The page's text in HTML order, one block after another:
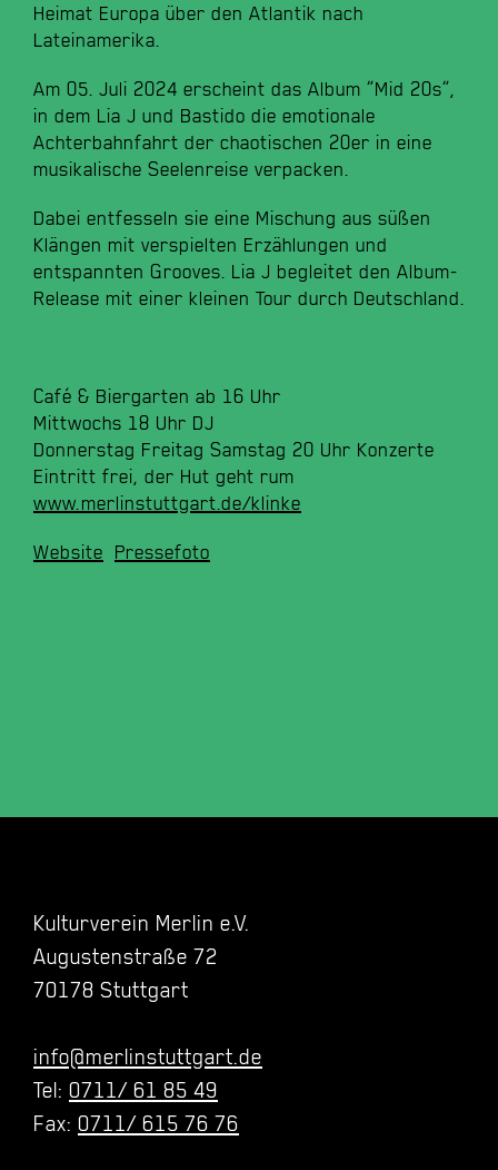
Heimat ​Europa ​über ​den ​Atlantik ​nach ​
Lateinamerika.
Am ​05. ​Juli ​2024 ​erscheint ​das ​Album ​”Mid ​20s”, ​
in ​dem ​Lia ​J ​und ​Bastido ​die ​emotionale ​
Achterbahnfahrt ​der ​chaotischen ​20er ​in ​eine ​
musikalische ​Seelenreise ​verpacken.
Dabei ​entfesseln ​sie ​eine ​Mischung ​aus ​süßen ​
Klängen ​mit ​verspielten ​Erzählungen ​und ​
entspannten ​Grooves. ​Lia ​J ​begleitet ​den ​Album-
Release ​mit ​einer ​kleinen ​Tour ​durch ​Deutschland.
Café & Biergarten ab 16 Uhr
Mittwochs 18 Uhr DJ
Donnerstag Freitag Samstag 20 Uhr Konzerte
Eintritt frei, der Hut geht rum
www.merlinstuttgart.de/klinke
Website Pressefoto
Kulturverein Merlin e.V.
Augustenstraße 72
70178 Stuttgart
info@merlinstuttgart.de
Tel: 0711/ 61 85 49
Fax: 0711/ 615 76 76